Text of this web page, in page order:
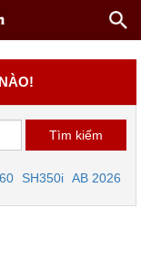
SH350i AB 2026